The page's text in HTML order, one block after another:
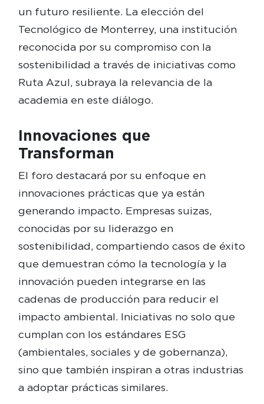
un futuro resiliente. La elección del
Tecnológico de Monterrey, una institución
reconocida por su compromiso con la
sostenibilidad a través de iniciativas como
Ruta Azul, subraya la relevancia de la
academia en este diálogo.
Innovaciones que
Transforman
El foro destacará por su enfoque en
innovaciones prácticas que ya están
generando impacto. Empresas suizas,
conocidas por su liderazgo en
sostenibilidad, compartiendo casos de éxito
que demuestran cómo la tecnología y la
innovación pueden integrarse en las
cadenas de producción para reducir el
impacto ambiental. Iniciativas no solo que
cumplan con los estándares ESG
(ambientales, sociales y de gobernanza),
sino que también inspiran a otras industrias
a adoptar prácticas similares.